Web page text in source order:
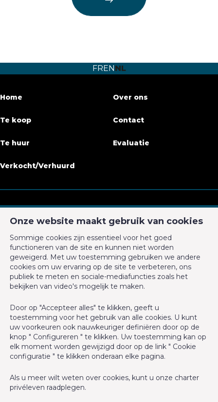
Onze website maakt gebruik van cookies
Sommige cookies zijn essentieel voor het goed
functioneren van de site en kunnen niet worden
geweigerd. Met uw toestemming gebruiken we andere
cookies om uw ervaring op de site te verbeteren, ons
publiek te meten en sociale-mediafuncties zoals het
bekijken van video's mogelijk te maken.
Door op "Accepteer alles" te klikken, geeft u
toestemming voor het gebruik van alle cookies. U kunt
uw voorkeuren ook nauwkeuriger definiëren door op de
knop " Configureren " te klikken. Uw toestemming kan op
elk moment worden gewijzigd door op de link " Cookie
configuratie " te klikken onderaan elke pagina.
Als u meer wilt weten over cookies, kunt u onze charter
privéleven raadplegen.
FR EN NL
Home
Te koop
Te huur
Verkocht/Verhuurd
Over ons
Contact
Evaluatie
CM Properties
1640 Rhode-Saint-Genèse
+32 2 899 35 35
+32 478 23 05 05
info@cmproperties.be
BIV-erkende vastgoedmakelaar in België, BIV N° 501.400 -
Ondernemingsnummer : BTW BE-0555.620.156
Toezichthoudende Autoriteit : Beroepinstituut van
Vastgoedmakelaars Luxemburgstraat, 16B - 1000 Brussel (+32 2
505 38 50 - info@biv.be) -
Deontologische code
BA en borgstelling via NV AXA Belgium, Troonplein 1, 1000